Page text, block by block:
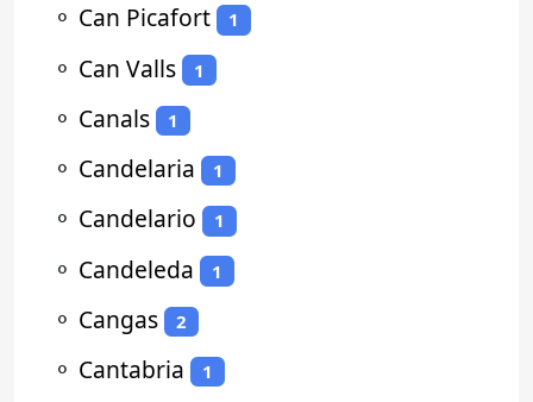
⚬ Can Picafort 1
⚬ Can Valls 1
⚬ Canals 1
⚬ Candelaria 1
⚬ Candelario 1
⚬ Candeleda 1
⚬ Cangas 2
⚬ Cantabria 1